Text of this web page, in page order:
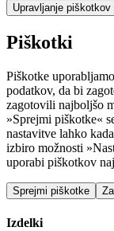
Upravljanje piškotkov
Piškotki
Piškotke
podatkov, da bi
zagotovili najboljšo
»Sprejmi piškotke«
nastavitve lahko
izbiro možnosti
uporabi piškotkov
Sprejmi piškotke
Izdelki